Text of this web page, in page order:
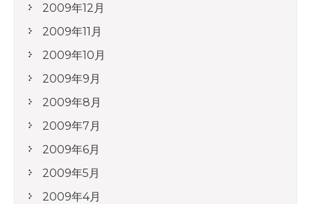
2009年12月
2009年11月
2009年10月
2009年9月
2009年8月
2009年7月
2009年6月
2009年5月
2009年4月